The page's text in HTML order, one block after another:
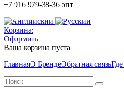
+7 916 979-38-36 опт
Корзина:
Оформить
Ваша корзина пуста
ГлавнаяО БрендеОбратная связь